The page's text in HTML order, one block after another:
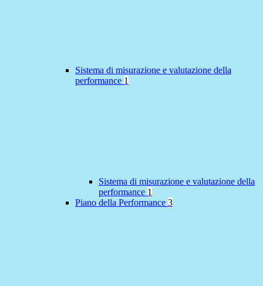
Sistema di misurazione e valutazione della
performance 1
Sistema di misurazione e valutazione della
performance 1
Piano della Performance 3